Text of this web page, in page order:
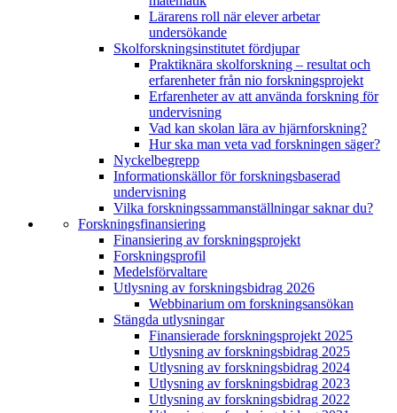
Lärarens roll när elever arbetar
undersökande
Skolforskningsinstitutet fördjupar
Praktiknära skolforskning – resultat och
erfarenheter från nio forskningsprojekt
Erfarenheter av att använda forskning för
undervisning
Vad kan skolan lära av hjärnforskning?
Hur ska man veta vad forskningen säger?
Nyckelbegrepp
Informationskällor för forskningsbaserad
undervisning
Vilka forskningssammanställningar saknar du?
Forskningsfinansiering
Finansiering av forskningsprojekt
Forskningsprofil
Medelsförvaltare
Utlysning av forskningsbidrag 2026
Webbinarium om forskningsansökan
Stängda utlysningar
Finansierade forskningsprojekt 2025
Utlysning av forskningsbidrag 2025
Utlysning av forskningsbidrag 2024
Utlysning av forskningsbidrag 2023
Utlysning av forskningsbidrag 2022